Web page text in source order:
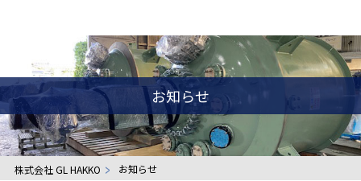
お知らせ
株式会社 GL HAKKO お知らせ